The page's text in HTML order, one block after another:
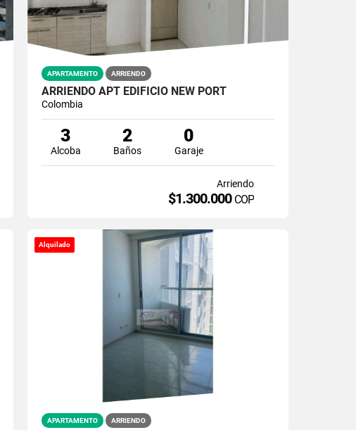
APARTAMENTO ARRIENDO
ARRIENDO APT EDIFICIO NEW PORT
Colombia
3
Alcoba
2
Baños
0
Garaje
Arriendo
$1.300.000 COP
Alquilado
APARTAMENTO ARRIENDO